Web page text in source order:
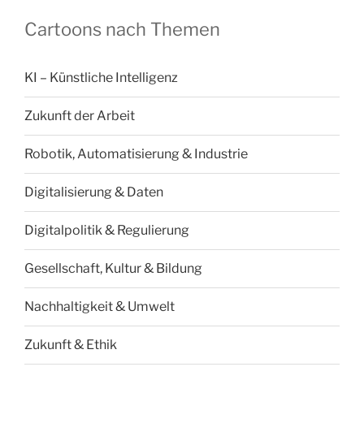
Cartoons nach Themen
KI – Künstliche Intelligenz
Zukunft der Arbeit
Robotik, Automatisierung & Industrie
Digitalisierung & Daten
Digitalpolitik & Regulierung
Gesellschaft, Kultur & Bildung
Nachhaltigkeit & Umwelt
Zukunft & Ethik